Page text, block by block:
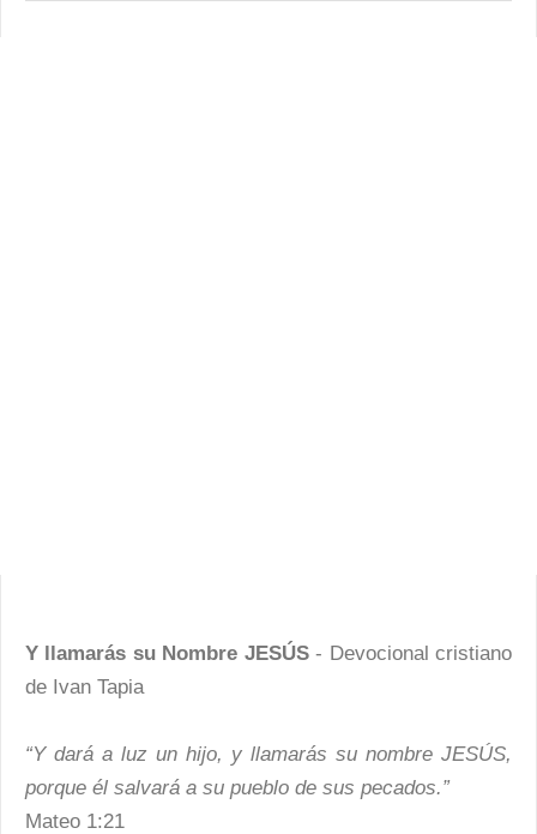
Y llamarás su Nombre JESÚS- Devocional cristiano
de Ivan Tapia
“Y dará a luz un hijo, y llamarás su nombre JESÚS,
porque él salvará a su pueblo de sus pecados.”
Mateo 1:21